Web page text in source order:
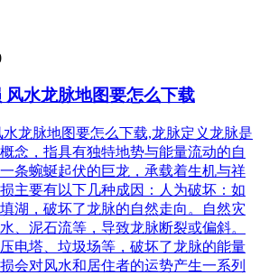
风水龙脉地图要怎么下载
水龙脉地图要怎么下载,龙脉定义龙脉是
念，指具有独特地势与能量流动的自
条蜿蜒起伏的巨龙，承载着生机与祥
主要有以下几种成因：人为破坏：如
湖，破坏了龙脉的自然走向。自然灾
、泥石流等，导致龙脉断裂或偏斜。
电塔、垃圾场等，破坏了龙脉的能量
会对风水和居住者的运势产生一系列